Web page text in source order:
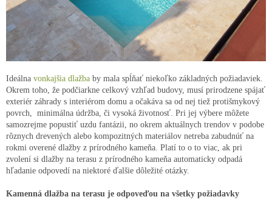
Ideálna vonkajšia dlažba by mala spĺňať niekoľko základných požiadaviek.
Okrem toho, že podčiarkne celkový vzhľad budovy, musí prirodzene spájať
exteriér záhrady s interiérom domu a očakáva sa od nej tiež protišmykový
povrch, minimálna údržba, či vysoká životnosť. Pri jej výbere môžete
samozrejme popustiť uzdu fantázii, no okrem aktuálnych trendov v podobe
rôznych drevených alebo kompozitných materiálov netreba zabudnúť na
rokmi overené dlažby z prírodného kameňa. Platí to o to viac, ak pri
zvolení si dlažby na terasu z prírodného kameňa automaticky odpadá
hľadanie odpovedí na niektoré ďalšie dôležité otázky.
Kamenná dlažba na terasu je odpoveďou na všetky požiadavky